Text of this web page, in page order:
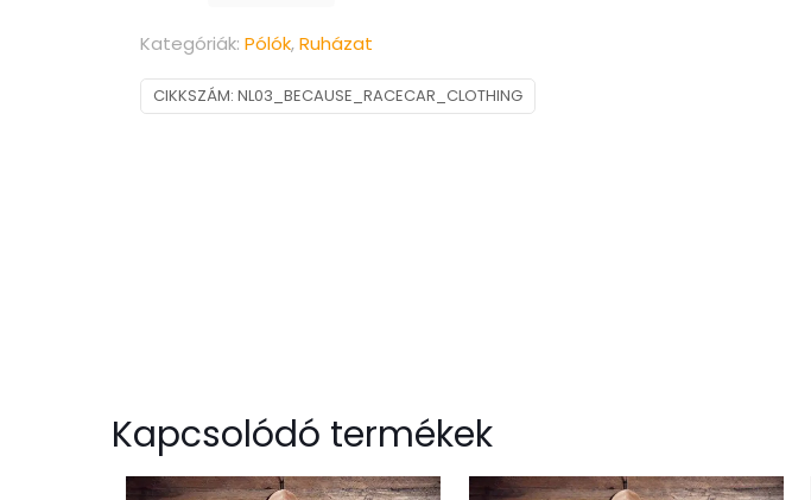
Kategóriák: Pólók,Ruházat
CIKKSZÁM: NL03_BECAUSE_RACECAR_CLOTHING
Kapcsolódó termékek